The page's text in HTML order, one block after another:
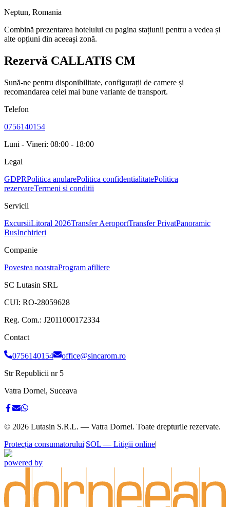
Neptun, Romania
Combină prezentarea hotelului cu pagina stațiunii pentru a vedea și
alte opțiuni din aceeași zonă.
Rezervă CALLATIS CM
Sună-ne pentru disponibilitate, configurații de camere și
recomandarea celei mai bune variante de transport.
Telefon
0756140154
Luni - Vineri: 08:00 - 18:00
Legal
GDPRPolitica anularePolitica confidentialitatePolitica
rezervareTermeni si conditii
Servicii
ExcursiiLitoral 2026Transfer AeroportTransfer PrivatPanoramic
BusInchirieri
Companie
Povestea noastraProgram afiliere
SC Lutasin SRL
CUI: RO-28059628
Reg. Com.: J2011000172334
Contact
0756140154
office@sincarom.ro
Str Republicii nr 5
Vatra Dornei, Suceava
© 2026 Lutasin S.R.L. — Vatra Dornei. Toate drepturile rezervate.
Protecția consumatorului|SOL — Litigii online|
powered by